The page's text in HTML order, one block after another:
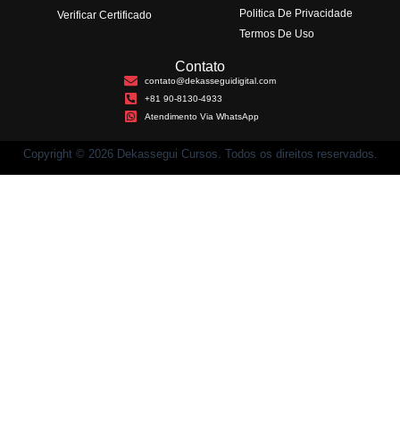
Verificar Certificado
Politica De Privacidade
Termos De Uso
Contato
contato@dekasseguidigital.com
+81 90-8130-4933
Atendimento Via WhatsApp
Copyright © 2026 Dekassegui Cursos. Todos os direitos reservados.